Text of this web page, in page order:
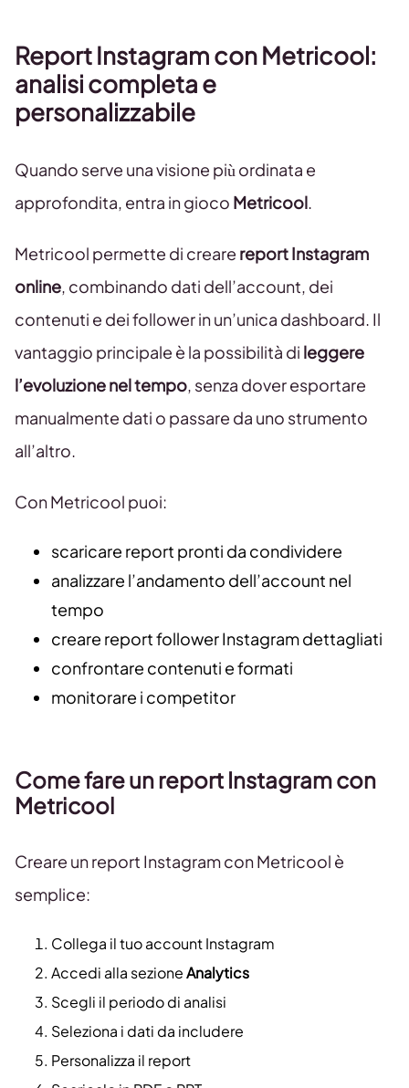
Report Instagram con Metricool:
analisi completa e
personalizzabile
Quando serve una visione più ordinata e
approfondita, entra in gioco Metricool
Metricool permette di creare report Instagram
online , combinando dati dell’account, dei
contenuti e dei follower in un’unica dashboard. Il
vantaggio principale è la possibilità di leggere
l’evoluzione nel tempo , senza dover esportare
manualmente dati o passare da uno strumento
all’altro.
Con Metricool puoi:
scaricare report pronti da condividere
analizzare l’andamento dell’account nel
tempo
creare report follower Instagram dettagliati
confrontare contenuti e formati
monitorare i competitor
Come fare un report Instagram con
Metricool
Creare un report Instagram con Metricool è
semplice:
Collega il tuo account Instagram
Accedi alla sezioneAnalytics
Scegli il periodo di analisi
Seleziona i dati da includere
Personalizza il report